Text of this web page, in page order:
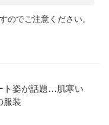
のでご注意ください。
ト姿が話題…肌寒い
服装